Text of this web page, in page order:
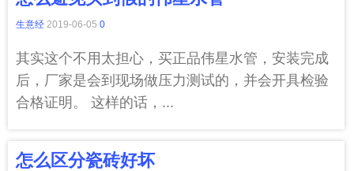
生意经 2019-06-05 0
其实这个不用太担心，买正品伟星水管，安装完成
后，厂家是会到现场做压力测试的，并会开具检验
合格证明。 这样的话，...
怎么区分瓷砖好坏